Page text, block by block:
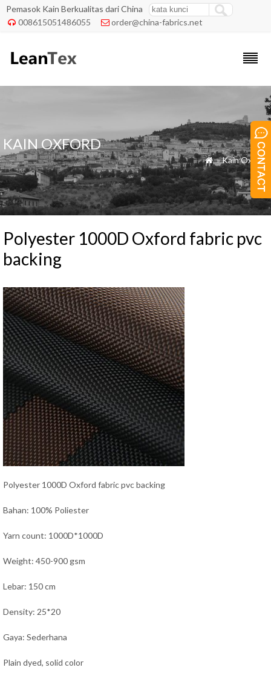
Pemasok Kain Berkualitas dari China
 008615051486055  order@china-fabrics.net
KAIN OXFORD
 »Kain Oxford
Polyester 1000D Oxford fabric pvc
backing
Polyester 1000D Oxford fabric pvc backing
Bahan: 100% Poliester
Yarn count: 1000D*1000D
Weight: 450-900 gsm
Lebar: 150 cm
Density: 25*20
Gaya: Sederhana
Plain dyed, solid color